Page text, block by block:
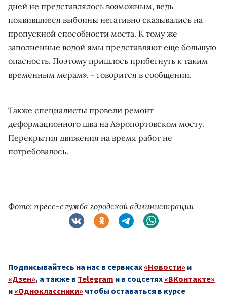
дней не представлялось возможным, ведь
появившиеся выбоины негативно сказывались на
пропускной способности моста. К тому же
заполненные водой ямы представляют еще большую
опасность. Поэтому пришлось прибегнуть к таким
временным мерам», - говорится в сообщении.
Также специалисты провели ремонт
деформационного шва на Аэропортовском мосту.
Перекрытия движения на время работ не
потребовалось.
Фото: пресс-служба городской администрации
Подписывайтесь на нас в сервисах «Новости» и
«Дзен», а также в Telegram и в соцсетях «ВКонтакте»
и «Одноклассники» чтобы оставаться в курсе